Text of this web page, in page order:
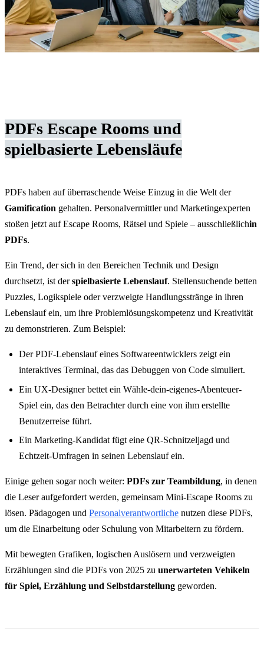
PDFs Escape Rooms und
spielbasierte Lebensläufe
PDFs haben auf überraschende Weise Einzug in die Welt der
Gamification gehalten. Personalvermittler und Marketingexperten
stoßen jetzt auf Escape Rooms, Rätsel und Spiele – ausschließlichin
PDFs.
Ein Trend, der sich in den Bereichen Technik und Design
durchsetzt, ist derspielbasierte Lebenslauf. Stellensuchende betten
Puzzles, Logikspiele oder verzweigte Handlungsstränge in ihren
Lebenslauf ein, um ihre Problemlösungskompetenz und Kreativität
zu demonstrieren. Zum Beispiel:
Der PDF-Lebenslauf eines Softwareentwicklers zeigt ein
interaktives Terminal, das das Debuggen von Code simuliert.
Ein UX-Designer bettet ein Wähle-dein-eigenes-Abenteuer-
Spiel ein, das den Betrachter durch eine von ihm erstellte
Benutzerreise führt.
Ein Marketing-Kandidat fügt eine QR-Schnitzeljagd und
Echtzeit-Umfragen in seinen Lebenslauf ein.
Einige gehen sogar noch weiter: PDFs zur Teambildung, in denen
die Leser aufgefordert werden, gemeinsam Mini-Escape Rooms zu
lösen. Pädagogen und Personalverantwortliche nutzen diese PDFs,
um die Einarbeitung oder Schulung von Mitarbeitern zu fördern.
Mit bewegten Grafiken, logischen Auslösern und verzweigten
Erzählungen sind die PDFs von 2025 zu unerwarteten Vehikeln
für Spiel, Erzählung und Selbstdarstellung geworden.